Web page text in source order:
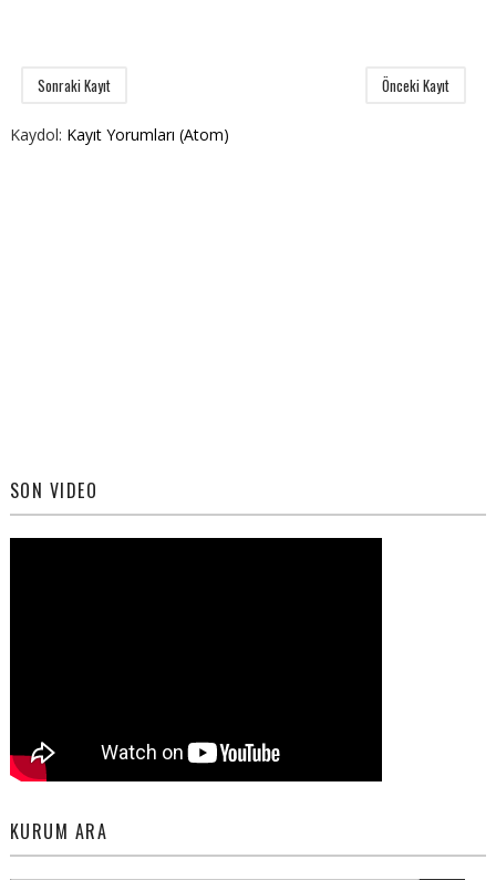
Sonraki Kayıt Önceki Kayıt
Kaydol: Kayıt Yorumları (Atom)
SON VIDEO
KURUM ARA